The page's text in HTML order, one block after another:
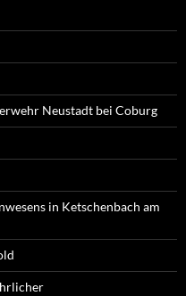
Neustadt bei Coburg
in Ketschenbach am